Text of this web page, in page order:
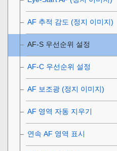
AF 추적 감도 (정지 이미지)
AF-S 우선순위 설정
AF-C 우선순위 설정
AF 보조광 (정지 이미지)
AF 영역 자동 지우기
연속 AF 영역 표시